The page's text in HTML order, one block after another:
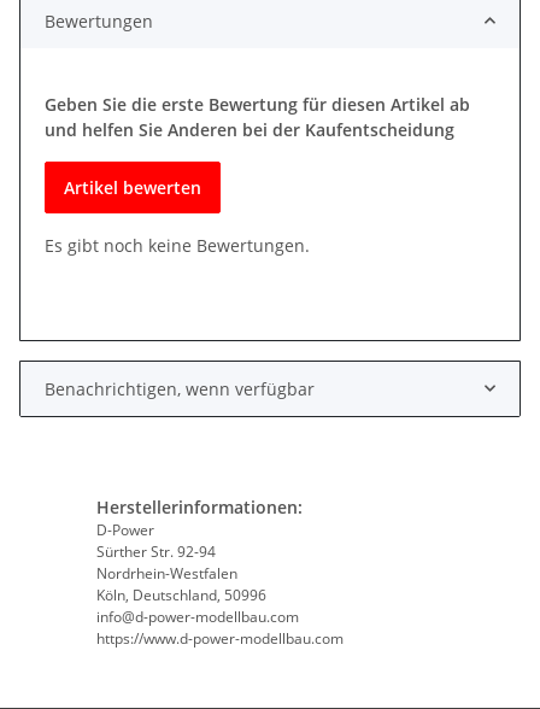
Bewertungen
Geben Sie die erste Bewertung für diesen Artikel ab
und helfen Sie Anderen bei der Kaufentscheidung
Artikel bewerten
Es gibt noch keine Bewertungen.
Benachrichtigen, wenn verfügbar
Herstellerinformationen:
D-Power
Sürther Str. 92-94
Nordrhein-Westfalen
Köln, Deutschland, 50996
info@d-power-modellbau.com
https://www.d-power-modellbau.com